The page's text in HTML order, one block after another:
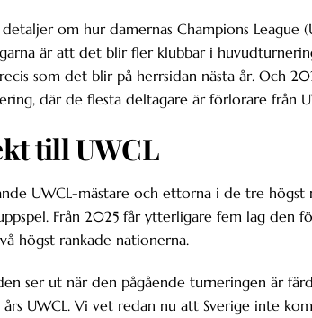
om hur damernas Champions League
är att det blir fler klubbar i
som det blir på herrsidan nästa år. Och
där de flesta deltagare är förlorare från
till UWCL
UWCL-mästare och ettorna i de tre
Från 2025 får ytterligare fem lag den
högst rankade nationerna.
ser ut när den pågående turneringen är
UWCL. Vi vet redan nu att Sverige inte